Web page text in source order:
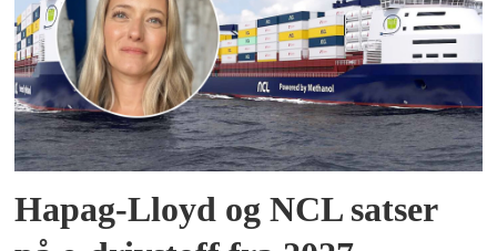
Hapag-Lloyd og NCL satser